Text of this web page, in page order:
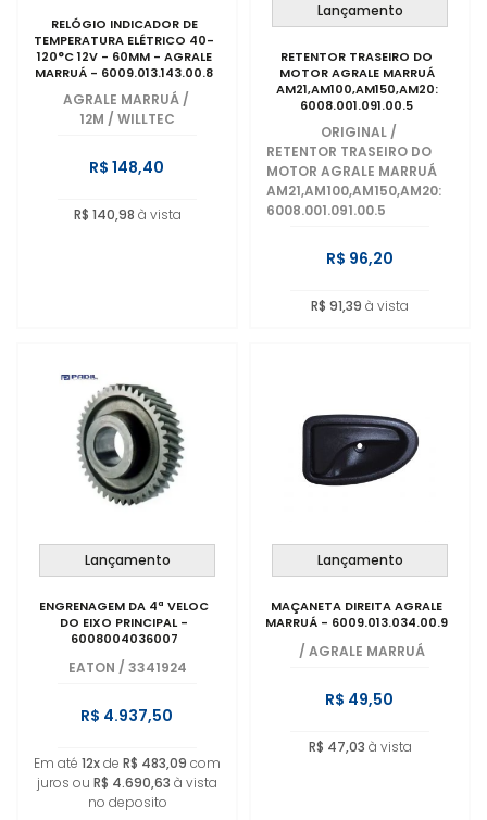
RELÓGIO INDICADOR DE
TEMPERATURA ELÉTRICO 40-
120°C 12V - 60MM - AGRALE
MARRUÁ - 6009.013.143.00.8
AGRALE MARRUÁ /
12M / WILLTEC
R$ 148,40
R$ 140,98 à vista
Lançamento
RETENTOR TRASEIRO DO
MOTOR AGRALE MARRUÁ
AM21,AM100,AM150,AM20:
6008.001.091.00.5
ORIGINAL /
RETENTOR TRASEIRO DO
MOTOR AGRALE MARRUÁ
AM21,AM100,AM150,AM20:
6008.001.091.00.5
R$ 96,20
R$ 91,39 à vista
Lançamento
ENGRENAGEM DA 4ª VELOC
DO EIXO PRINCIPAL -
6008004036007
EATON / 3341924
R$ 4.937,50
Em até 12xde R$ 483,09 com
juros ou R$ 4.690,63 à vista
no deposito
Lançamento
MAÇANETA DIREITA AGRALE
MARRUÁ - 6009.013.034.00.9
/ AGRALE MARRUÁ
R$ 49,50
R$ 47,03 à vista